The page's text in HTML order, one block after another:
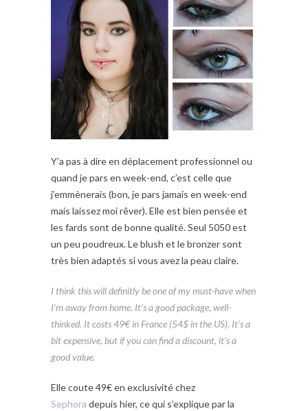
Y’a pas à dire en déplacement professionnel ou
quand je pars en week-end, c’est celle que
j’emmènerais (bon, je pars jamais en week-end
mais laissez moi rêver). Elle est bien pensée et
les fards sont de bonne qualité. Seul 5050 est
un peu poudreux. Le blush et le bronzer sont
très bien adaptés si vous avez la peau claire.
I think this will definitly be one of my must-have when
I’m away from home. It’s a good package, well-
thinked. It costs 49€ in France (54$ in the US). It’s a
bit expensive, but if you can find a discount, it’s a
good value.
Elle coute 49€ en exclusivité chez
Sephora depuis hier, ce qui s’explique par la